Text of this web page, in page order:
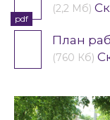
(2,2 Мб)
pdf
План
(760 Кб)